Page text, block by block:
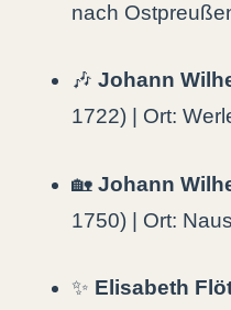
nach
🎶Johann
1722) | Ort:
🏡Johann
1750) | Ort:
✨ Elisabeth